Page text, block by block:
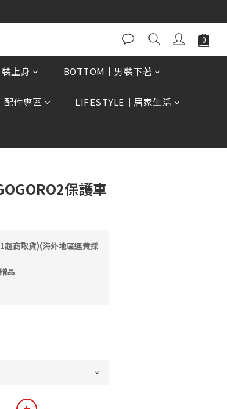
元
上身 BOTTOM┃男裝下著
件專區 LIFESTYLE┃居家生活
保護車
商取貨)(海外地區運費採
品
立即購買